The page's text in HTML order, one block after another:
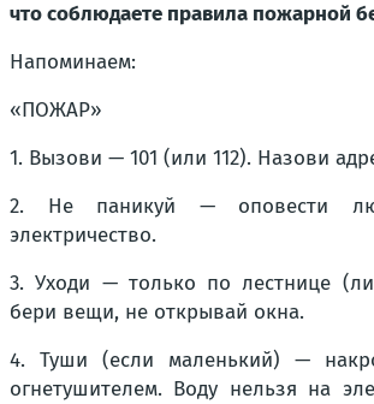
что соблюдаете правила пожарной
Напоминаем:
«ПОЖАР»
1. Вызови — 101 (или 112). Назови
2. Не паникуй — оповести
электричество.
3. Уходи — только по лестнице
бери вещи, не открывай окна.
4. Туши (если маленький) —
огнетушителем. Воду нельзя на